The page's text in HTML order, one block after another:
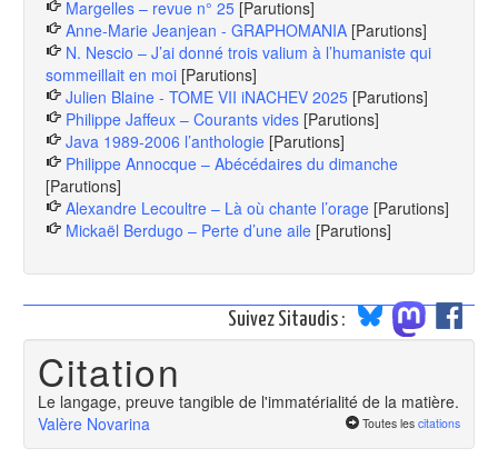
Margelles – revue n° 25 [Parutions]
Anne-Marie Jeanjean - GRAPHOMANIA [Parutions]
N. Nescio – J’ai donné trois valium à l’humaniste qui
sommeillait en moi [Parutions]
Julien Blaine - TOME VII iNACHEV 2025 [Parutions]
Philippe Jaffeux – Courants vides [Parutions]
Java 1989-2006 l’anthologie [Parutions]
Philippe Annocque – Abécédaires du dimanche
[Parutions]
Alexandre Lecoultre – Là où chante l’orage [Parutions]
Mickaël Berdugo – Perte d’une aile [Parutions]
Suivez Sitaudis :
Citation
Le langage, preuve tangible de l'immatérialité de la matière.
Valère Novarina
Toutes les citations